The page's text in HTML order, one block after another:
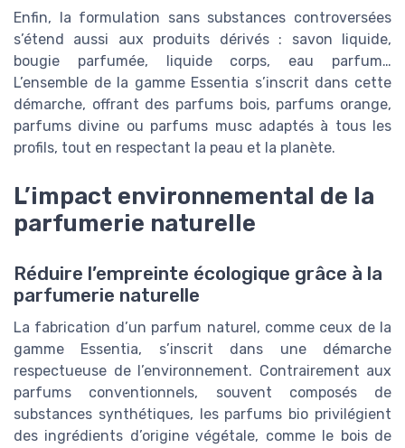
Enfin, la formulation sans substances controversées
s’étend aussi aux produits dérivés : savon liquide,
bougie parfumée, liquide corps, eau parfum…
L’ensemble de la gamme Essentia s’inscrit dans cette
démarche, offrant des parfums bois, parfums orange,
parfums divine ou parfums musc adaptés à tous les
profils, tout en respectant la peau et la planète.
L’impact environnemental de la
parfumerie naturelle
Réduire l’empreinte écologique grâce à la
parfumerie naturelle
La fabrication d’un parfum naturel, comme ceux de la
gamme Essentia, s’inscrit dans une démarche
respectueuse de l’environnement. Contrairement aux
parfums conventionnels, souvent composés de
substances synthétiques, les parfums bio privilégient
des ingrédients d’origine végétale, comme le bois de